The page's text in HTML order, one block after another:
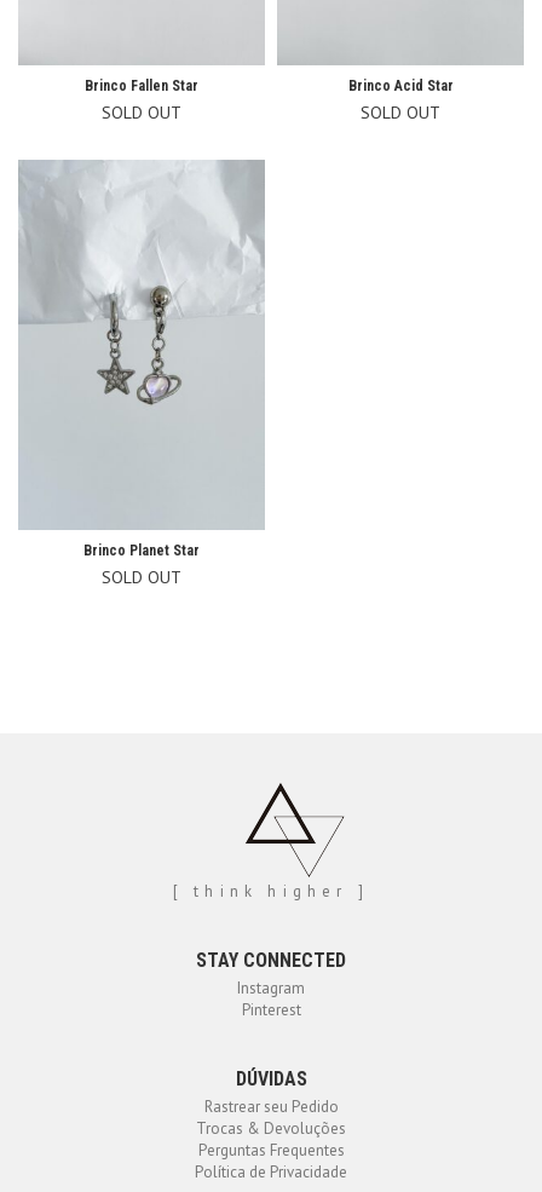
Brinco Fallen Star
SOLD OUT
Brinco Acid Star
SOLD OUT
Brinco Planet Star
SOLD OUT
[ think higher ]
STAY CONNECTED
Instagram
Pinterest
DÚVIDAS
Rastrear seu Pedido
Trocas & Devoluções
Perguntas Frequentes
Política de Privacidade